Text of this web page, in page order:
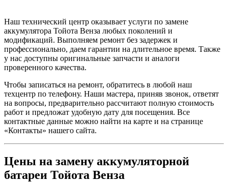
Наш технический центр оказывает услуги по замене
аккумулятора Тойота Венза любых поколений и
модификаций. Выполняем ремонт без задержек и
профессионально, даем гарантии на длительное время. Также
у нас доступны оригинальные запчасти и аналоги
проверенного качества.
Чтобы записаться на ремонт, обратитесь в любой наш
техцентр по телефону. Наши мастера, приняв звонок, ответят
на вопросы, предварительно рассчитают полную стоимость
работ и предложат удобную дату для посещения. Все
контактные данные можно найти на карте и на странице
«Контакты» нашего сайта.
Цены на замену аккумуляторной
батареи Тойота Венза